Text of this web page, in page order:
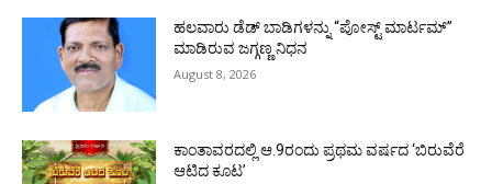
ಹಲವಾರು ಡೆಡ್ ಬಾಡಿಗಳನ್ನು “ಪೋಸ್ಟ್ ಮಾರ್ಟಮ್”
ಮಾಡಿರುವ ಜಗ್ಗಣ್ಣ ನಿಧನ
August 8, 2026
ಕಾಂತಾವರದಲ್ಲಿ ಆ.9ರಂದು ಪ್ರಥಮ ವರ್ಷದ ‘ಬಿರುವೆರೆ
ಆಟಿದ ಕೂಟ’